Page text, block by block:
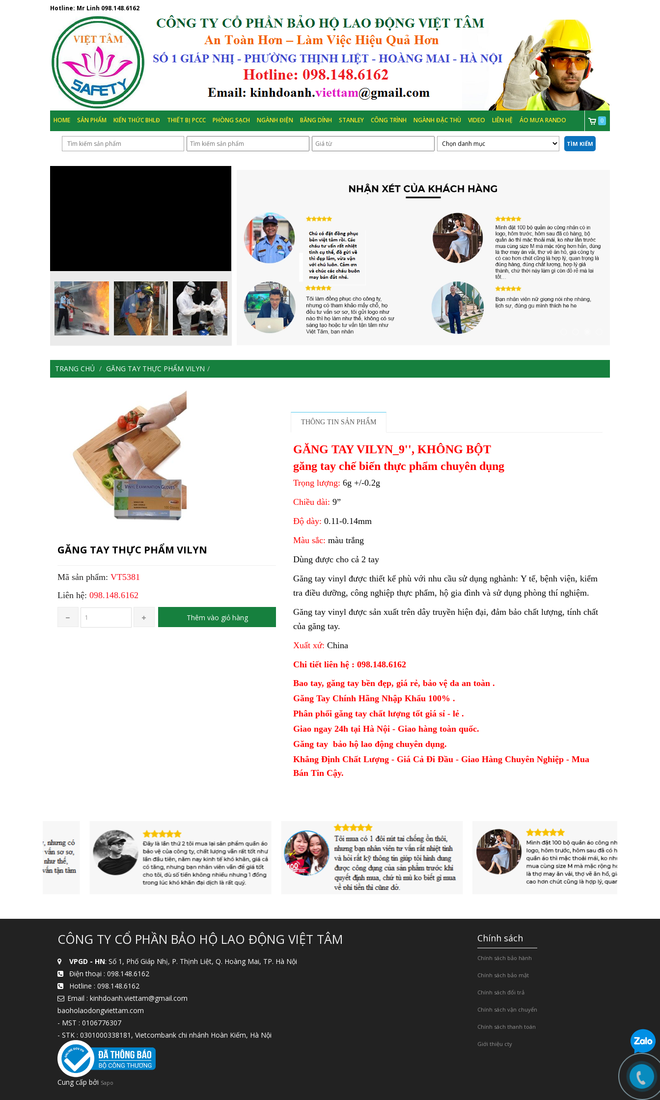
Hotline: Mr Linh 098.148.6162
HOME SẢN PHẨM KIẾN THỨC BHLĐ THIẾT BỊ PCCC PHÒNG SẠCH NGÀNH ĐIỆN BĂNG DÍNH STANLEY CÔNG TRÌNH NGÀNH ĐẶC THÙ VIDEO LIÊN HỆ ÁO MƯA RANDO 0
TÌM KIẾM
TRANG CHỦ GĂNG TAY THỰC PHẨM VILYN
GĂNG TAY THỰC PHẨM VILYN
Mã sản phẩm: VT5381
Liên hệ: 098.148.6162
Thêm vào giỏ hàng
THÔNG TIN SẢN PHẨM
GĂNG TAY VILYN_9'', KHÔNG BỘT
găng tay chế biến thực phẩm chuyên dụng
Trọng lượng: 6g +/-0.2g
Chiều dài: 9”
Độ dày: 0.11-0.14mm
Màu sắc: màu trắng
Dùng được cho cả 2 tay
Găng tay vinyl được thiết kế phù với nhu cầu sử dụng nghành: Y tế, bệnh viện, kiểm
tra điều dưỡng, công nghiệp thực phẩm, hộ gia đình và sử dụng phòng thí nghiệm.
Găng tay vinyl được sản xuất trên dây truyền hiện đại, đảm bảo chất lượng, tính chất
của găng tay.
Xuất xứ: China
Chi tiết liên hệ : 098.148.6162
Bao tay, găng tay bền đẹp, giá rẻ, bảo vệ da an toàn .
Găng Tay Chính Hãng Nhập Khẩu 100% .
Phân phối găng tay chất lượng tốt giá sỉ - lẻ .
Giao ngay 24h tại Hà Nội - Giao hàng toàn quốc.
Găng tay bảo hộ lao động chuyên dụng.
Khẳng Định Chất Lượng - Giá Cả Đi Đầu - Giao Hàng Chuyên Nghiệp - Mua
Bán Tin Cậy.
CÔNG TY CỔ PHẦN BẢO HỘ LAO ĐỘNG VIỆT TÂM
VPGD - HN: Số 1, Phố Giáp Nhị, P. Thịnh Liệt, Q. Hoàng Mai, TP. Hà Nội
Điện thoại : 098.148.6162
Hotline : 098.148.6162
Email : kinhdoanh.viettam@gmail.com
baoholaodongviettam.com
- MST : 0106776307
- STK : 0301000338181, Vietcombank chi nhánh Hoàn Kiếm, Hà Nội
Cung cấp bởi Sapo
Chính sách
Chính sách bảo hành
Chính sách bảo mật
Chính sách đổi trả
Chính sách vận chuyển
Chính sách thanh toán
Giới thiệu cty